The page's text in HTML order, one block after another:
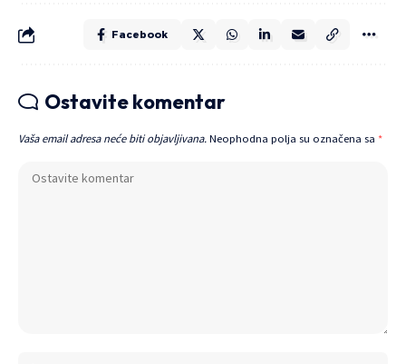
Facebook
Ostavite komentar
Vaša email adresa neće biti objavljivana. Neophodna polja su označena sa *